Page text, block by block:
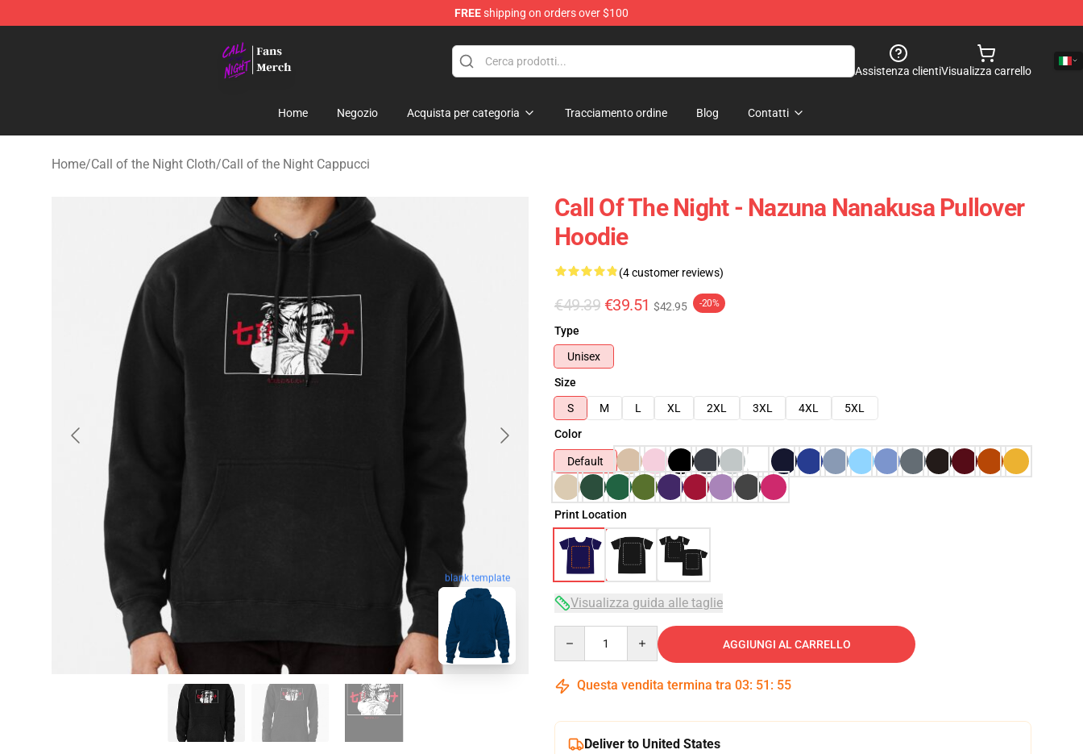
FREEshipping on orders over $100
Assistenza clientiVisualizza carrello
Home Negozio Acquista per categoria Tracciamento ordine Blog Contatti
Home/Call of the Night Cloth/Call of the Night Cappucci
blank template
Call Of The Night - Nazuna Nanakusa Pullover
Hoodie
(4 customer reviews)
€49.39 €39.51 $42.95 -20%
Type
Unisex
Size
S
M L XL 2XL 3XL 4XL
5XL
Color
Default
Print Location
Visualizza guida alle taglie
AGGIUNGI AL CARRELLO
Questa vendita termina tra 03: 51 : 54
Deliver to United States